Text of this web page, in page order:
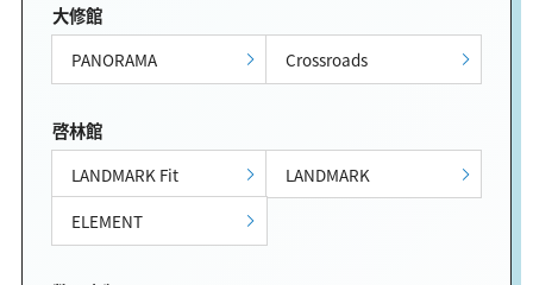
大修館
PANORAMA Crossroads
啓林館
LANDMARK Fit
LANDMARK
ELEMENT